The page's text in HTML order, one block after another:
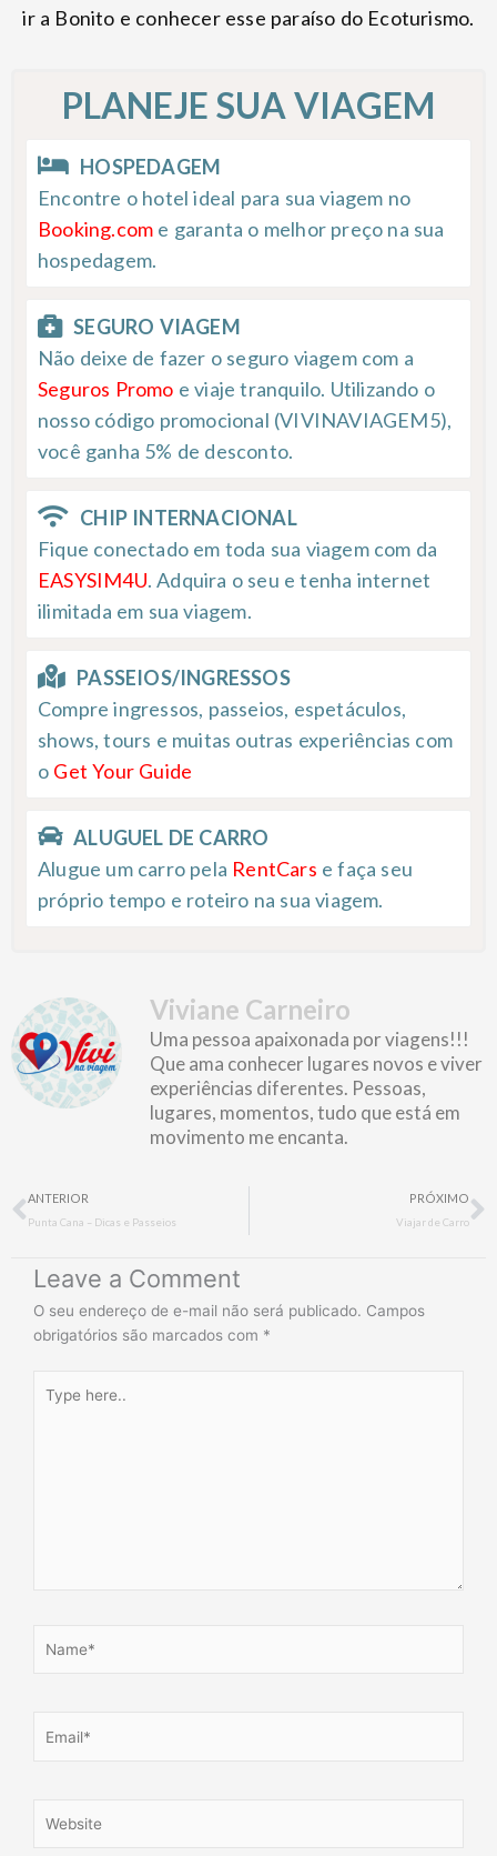
ir a Bonito e conhecer esse paraíso do Ecoturismo.
PLANEJE SUA VIAGEM
HOSPEDAGEM
Encontre o hotel ideal para sua viagem no
Booking.com e garanta o melhor preço na sua
hospedagem.
SEGURO VIAGEM
Não deixe de fazer o seguro viagem com a
Seguros Promo e viaje tranquilo. Utilizando o
nosso código promocional (VIVINAVIAGEM5),
você ganha 5% de desconto.
CHIP INTERNACIONAL
Fique conectado em toda sua viagem com da
EASYSIM4U. Adquira o seu e tenha internet
ilimitada em sua viagem.
PASSEIOS/INGRESSOS
Compre ingressos, passeios, espetáculos,
shows, tours e muitas outras experiências com
o Get Your Guide
ALUGUEL DE CARRO
Alugue um carro pela RentCars e faça seu
próprio tempo e roteiro na sua viagem.
Viviane Carneiro
Uma pessoa apaixonada por viagens!!!
Que ama conhecer lugares novos e viver
experiências diferentes. Pessoas,
lugares, momentos, tudo que está em
movimento me encanta.
Prev
ANTERIOR
Punta Cana – Dicas e Passeios
PRÓXIMO
Viajar de Carro
Leave a Comment
O seu endereço de e-mail não será publicado. Campos
obrigatórios são marcados com *
here..